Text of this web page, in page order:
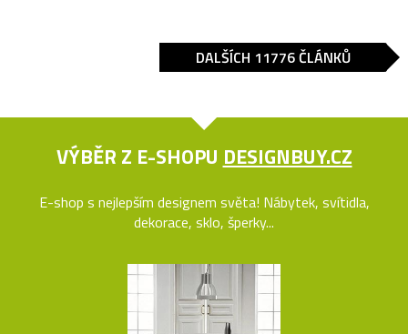
DALŠÍCH 11776 ČLÁNKŮ
VÝBĚR Z E-SHOPU DESIGNBUY.CZ
E-shop s nejlepším designem světa! Nábytek, svítidla,
dekorace, sklo, šperky...